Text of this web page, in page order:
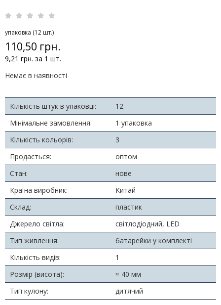
упаковка (12 шт.)
110,50 грн.
9,21 грн. за 1 шт.
Немає в наявності
Кількість штук в упаковці:
12
Мінімальне замовлення:
1 упаковка
Кількість кольорів:
3
Продається:
оптом
Стан:
нове
Країна виробник:
Китай
Склад:
пластик
Джерело світла:
світлодіодний, LED
Тип живлення:
батарейки у комплекті
Кількість видів:
1
Розмір (висота):
≈ 40 мм
Тип кулону:
дитячий